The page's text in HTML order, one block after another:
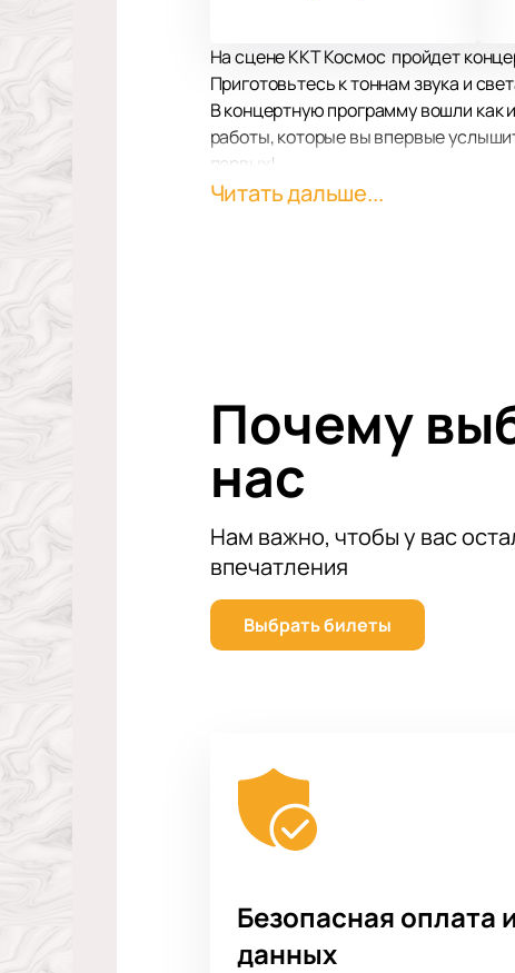
На сцене ККТ Космос пройдет
Приготовьтесь к тоннам звука и
В концертную программу вошли
работы, которые вы впервые
первых!
Выступление «Concord Orchestra.
Читать дальше...
Почему
нас
Нам важно, чтобы у вас
впечатления
Выбрать билеты
Безопасная оплата
данных